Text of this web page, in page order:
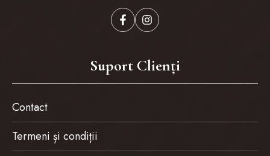
Suport Clienți
Contact
Termeni și condiții